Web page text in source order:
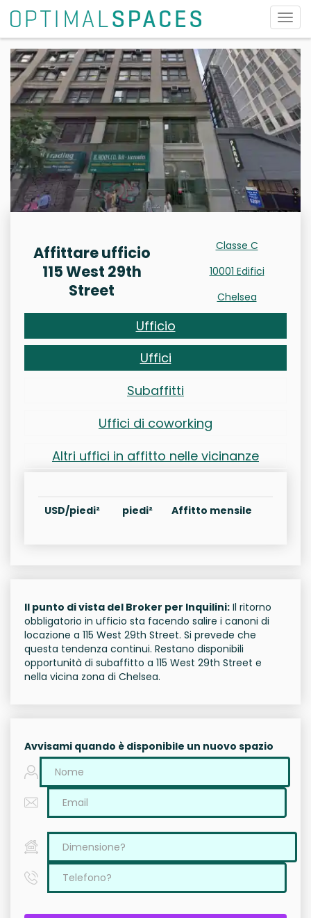
la
Affittare ufficio
115 West 29th
Street
Classe C
10001 Edifici
Chelsea
Ufficio
Uffici
Subaffitti
Uffici di coworking
Altri uffici in affitto nelle vicinanze
USD/piedi² piedi² Affitto mensile
Il punto di vista del Broker per Inquilini: Il ritorno
obbligatorio in ufficio sta facendo salire i canoni di
locazione a 115 West 29th Street. Si prevede che
questa tendenza continui. Restano disponibili
opportunità di subaffitto a 115 West 29th Street e
nella vicina zona di Chelsea.
Avvisami quando è disponibile un nuovo spazio